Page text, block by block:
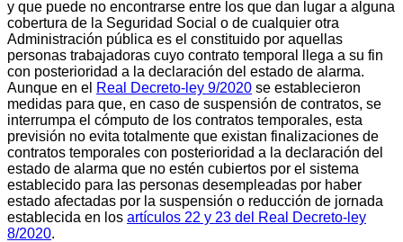
y que puede no encontrarse entre los que dan lugar a alguna
cobertura de la Seguridad Social o de cualquier otra
Administración pública es el constituido por aquellas
personas trabajadoras cuyo contrato temporal llega a su fin
con posterioridad a la declaración del estado de alarma.
Aunque en el Real Decreto-ley 9/2020 se establecieron
medidas para que, en caso de suspensión de contratos, se
interrumpa el cómputo de los contratos temporales, esta
previsión no evita totalmente que existan finalizaciones de
contratos temporales con posterioridad a la declaración del
estado de alarma que no estén cubiertos por el sistema
establecido para las personas desempleadas por haber
estado afectadas por la suspensión o reducción de jornada
establecida en los artículos 22 y 23 del Real Decreto-ley
8/2020.